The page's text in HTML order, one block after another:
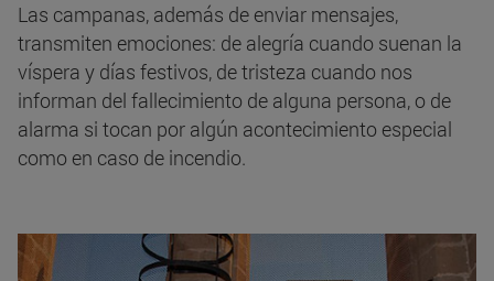
Las campanas, además de enviar mensajes,
transmiten emociones: de alegría cuando suenan la
víspera y días festivos, de tristeza cuando nos
informan del fallecimiento de alguna persona, o de
alarma si tocan por algún acontecimiento especial
como en caso de incendio.